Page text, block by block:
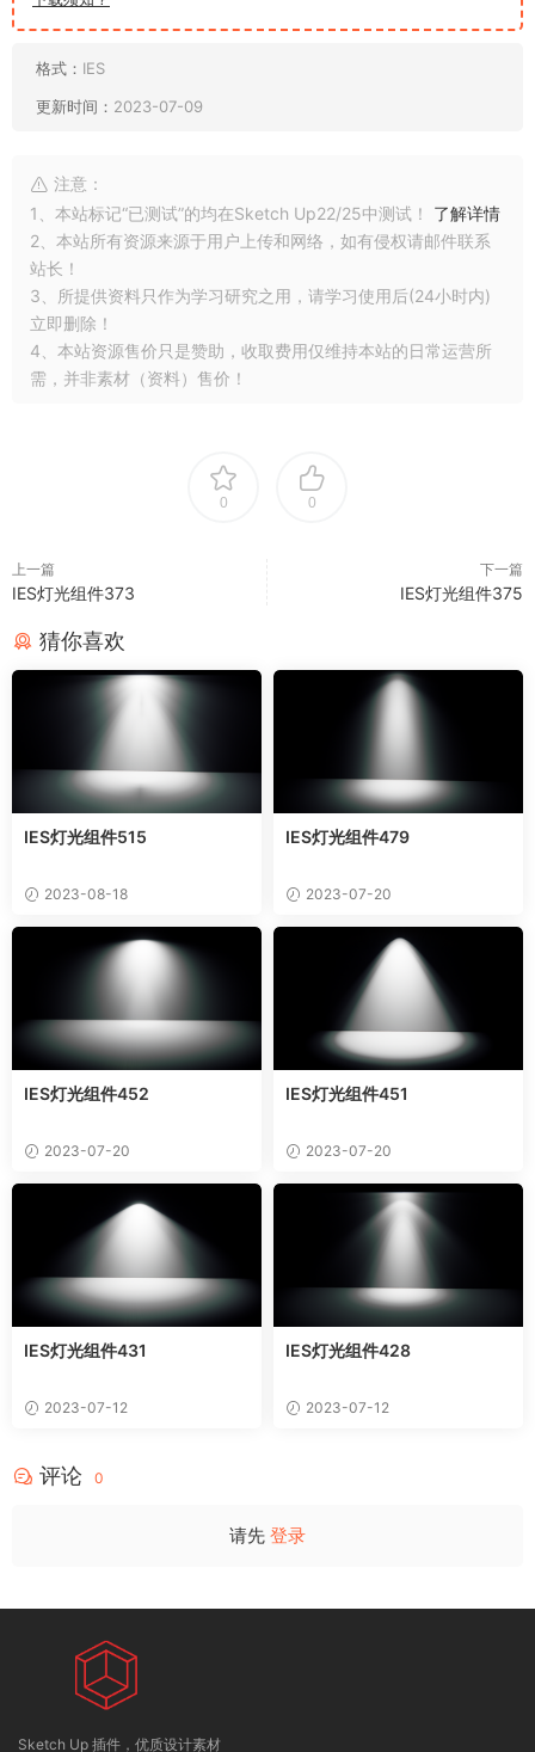
格式： IES
更新时间： 2023-07-09
注意：
1、本站标记“已测试”的均在Sketch Up22/25中测试！ 了解详情
2、本站所有资源来源于用户上传和网络，如有侵权请邮件联系
站长！
3、所提供资料只作为学习研究之用，请学习使用后(24小时内)
立即删除！
4、本站资源售价只是赞助，收取费用仅维持本站的日常运营所
需，并非素材（资料）售价！
0 0
上一篇
IES灯光组件373
下一篇
IES灯光组件375
猜你喜欢
IES灯光组件515
2023-08-18
IES灯光组件479
2023-07-20
IES灯光组件452
2023-07-20
IES灯光组件451
2023-07-20
IES灯光组件431
2023-07-12
IES灯光组件428
2023-07-12
评论 0
请先 登录
Sketch Up 插件，优质设计素材